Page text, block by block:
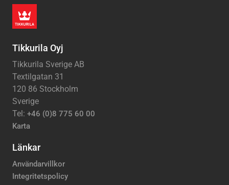
Tikkurila Oyj
Tikkurila Sverige AB
Textilgatan 31
120 86 Stockholm
Sverige
Tel: +46 (0)8 775 60 00
Karta
Länkar
Användarvillkor
Integritetspolicy